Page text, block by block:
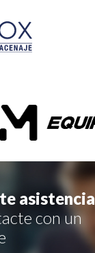
mantenimiento
equipos?
asistencia
con un